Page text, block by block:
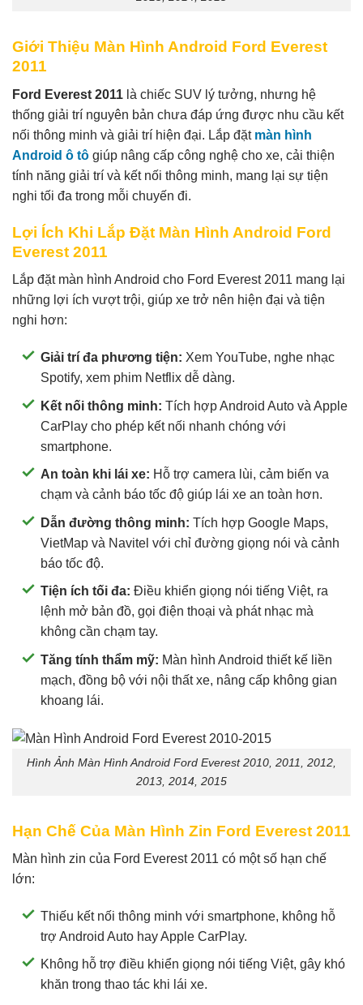
Giới Thiệu Màn Hình Android Ford Everest
2011
Ford Everest 2011 là chiếc SUV lý tưởng, nhưng hệ
thống giải trí nguyên bản chưa đáp ứng được nhu cầu kết
nối thông minh và giải trí hiện đại. Lắp đặt màn hình
Android ô tô giúp nâng cấp công nghệ cho xe, cải thiện
tính năng giải trí và kết nối thông minh, mang lại sự tiện
nghi tối đa trong mỗi chuyến đi.
Lợi Ích Khi Lắp Đặt Màn Hình Android Ford
Everest 2011
Lắp đặt màn hình Android cho Ford Everest 2011 mang lại
những lợi ích vượt trội, giúp xe trở nên hiện đại và tiện
nghi hơn:
Giải trí đa phương tiện: Xem YouTube, nghe nhạc
Spotify, xem phim Netflix dễ dàng.
Kết nối thông minh: Tích hợp Android Auto và Apple
CarPlay cho phép kết nối nhanh chóng với
smartphone.
An toàn khi lái xe: Hỗ trợ camera lùi, cảm biến va
chạm và cảnh báo tốc độ giúp lái xe an toàn hơn.
Dẫn đường thông minh: Tích hợp Google Maps,
VietMap và Navitel với chỉ đường giọng nói và cảnh
báo tốc độ.
Tiện ích tối đa: Điều khiển giọng nói tiếng Việt, ra
lệnh mở bản đồ, gọi điện thoại và phát nhạc mà
không cần chạm tay.
Tăng tính thẩm mỹ: Màn hình Android thiết kế liền
mạch, đồng bộ với nội thất xe, nâng cấp không gian
khoang lái.
Hình Ảnh Màn Hình Android Ford Everest 2010, 2011, 2012,
2013, 2014, 2015
Hạn Chế Của Màn Hình Zin Ford Everest 2011
Màn hình zin của Ford Everest 2011 có một số hạn chế
lớn:
Thiếu kết nối thông minh với smartphone, không hỗ
trợ Android Auto hay Apple CarPlay.
Không hỗ trợ điều khiển giọng nói tiếng Việt, gây khó
khăn trong thao tác khi lái xe.